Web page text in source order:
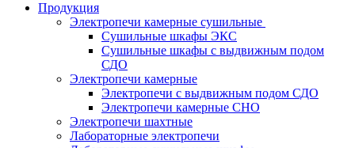
Продукция
Электропечи камерные сушильные
Сушильные шкафы ЭКС
Сушильные шкафы с выдвижным подом
СДО
Электропечи камерные
Электропечи с выдвижным подом СДО
Электропечи камерные СНО
Электропечи шахтные
Лабораторные электропечи